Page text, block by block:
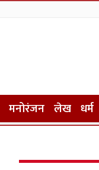
मनोरंजन लेख धर्म